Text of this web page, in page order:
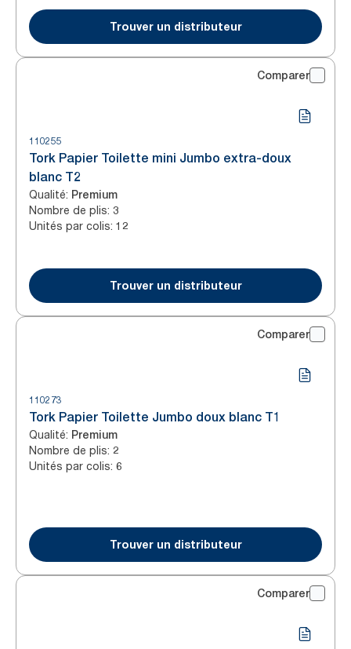
Trouver un distributeur
Comparer
110255
Tork Papier Toilette mini Jumbo extra-doux
blanc T2
Qualité: Premium
Nombre de plis: 3
Unités par colis: 12
Trouver un distributeur
Comparer
110273
Tork Papier Toilette Jumbo doux blanc T1
Qualité: Premium
Nombre de plis: 2
Unités par colis: 6
Trouver un distributeur
Comparer